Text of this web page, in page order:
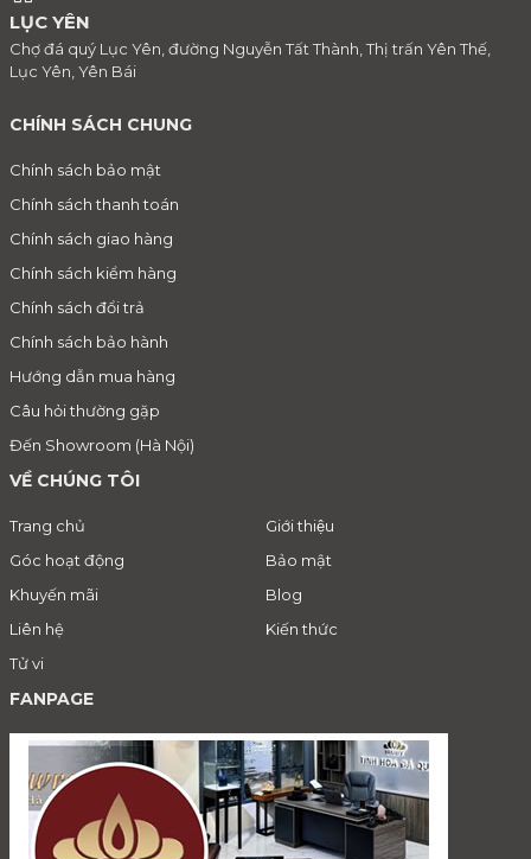
LỤC YÊN
Chợ đá quý Lục Yên, đường Nguyễn Tất Thành, Thị trấn Yên Thế,
Lục Yên, Yên Bái
CHÍNH SÁCH CHUNG
Chính sách bảo mật
Chính sách thanh toán
Chính sách giao hàng
Chính sách kiểm hàng
Chính sách đổi trả
Chính sách bảo hành
Hướng dẫn mua hàng
Câu hỏi thường gặp
Đến Showroom (Hà Nội)
VỀ CHÚNG TÔI
Trang chủ
Giới thiệu
Góc hoạt động
Bảo mật
Khuyến mãi
Blog
Liên hệ
Kiến thức
Tử vi
FANPAGE